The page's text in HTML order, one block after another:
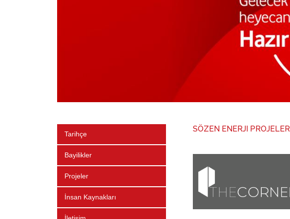
Tarihçe
Bayilikler
Projeler
İnsan Kaynakları
SÖZEN ENERJI PROJELER